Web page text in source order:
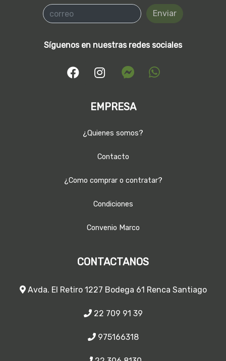
Enviar
Síguenos en nuestras redes sociales
EMPRESA
¿Quienes somos?
Contacto
¿Como comprar o contratar?
Condiciones
Convenio Marco
CONTACTANOS
Avda. El Retiro 1227 Bodega 61 Renca Santiago
22 709 91 39
975166318